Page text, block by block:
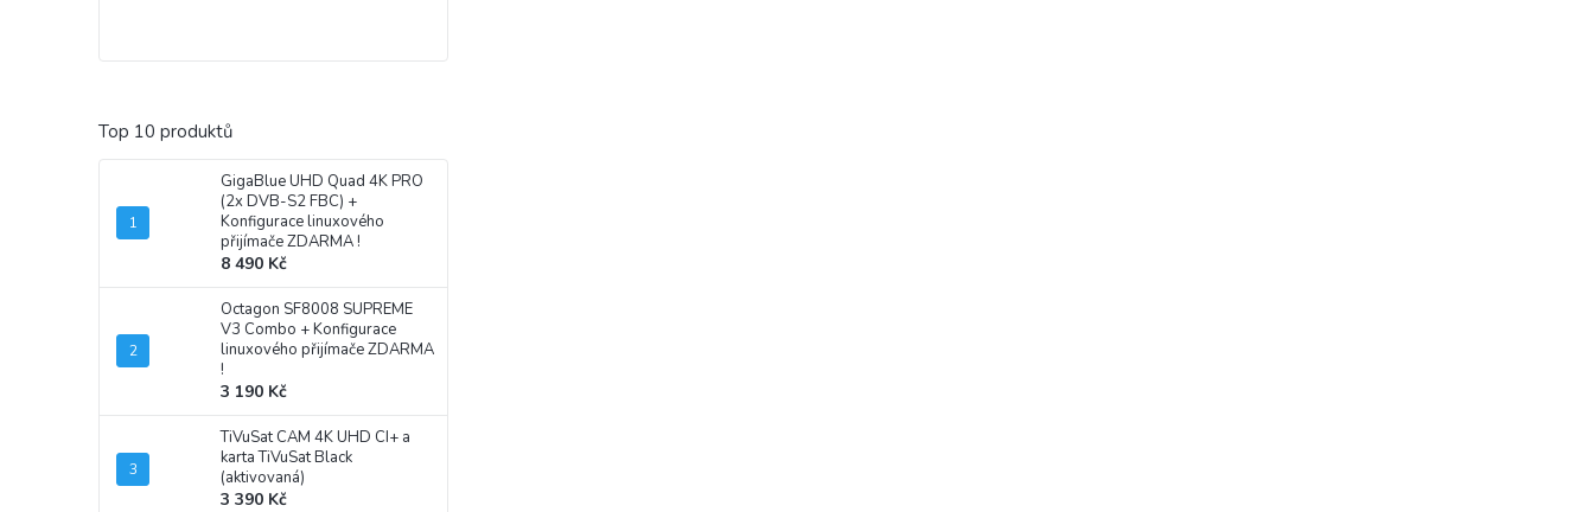
Top 10 produktů
GigaBlue UHD Quad 4K PRO
(2x DVB-S2 FBC) +
Konfigurace linuxového
přijímače ZDARMA !
8 490 Kč
Octagon SF8008 SUPREME
V3 Combo + Konfigurace
linuxového přijímače ZDARMA
!
3 190 Kč
TiVuSat CAM 4K UHD CI+ a
karta TiVuSat Black
(aktivovaná)
3 390 Kč